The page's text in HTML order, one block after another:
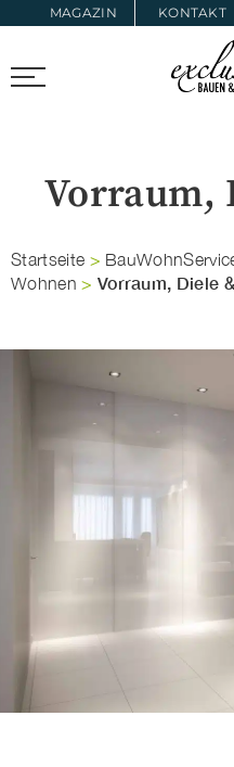
MAGAZIN KONTAKT
PROARCHITEC PROINSTALL
Vorraum,
Startseite >
Wohnen > Vorraum, Diele